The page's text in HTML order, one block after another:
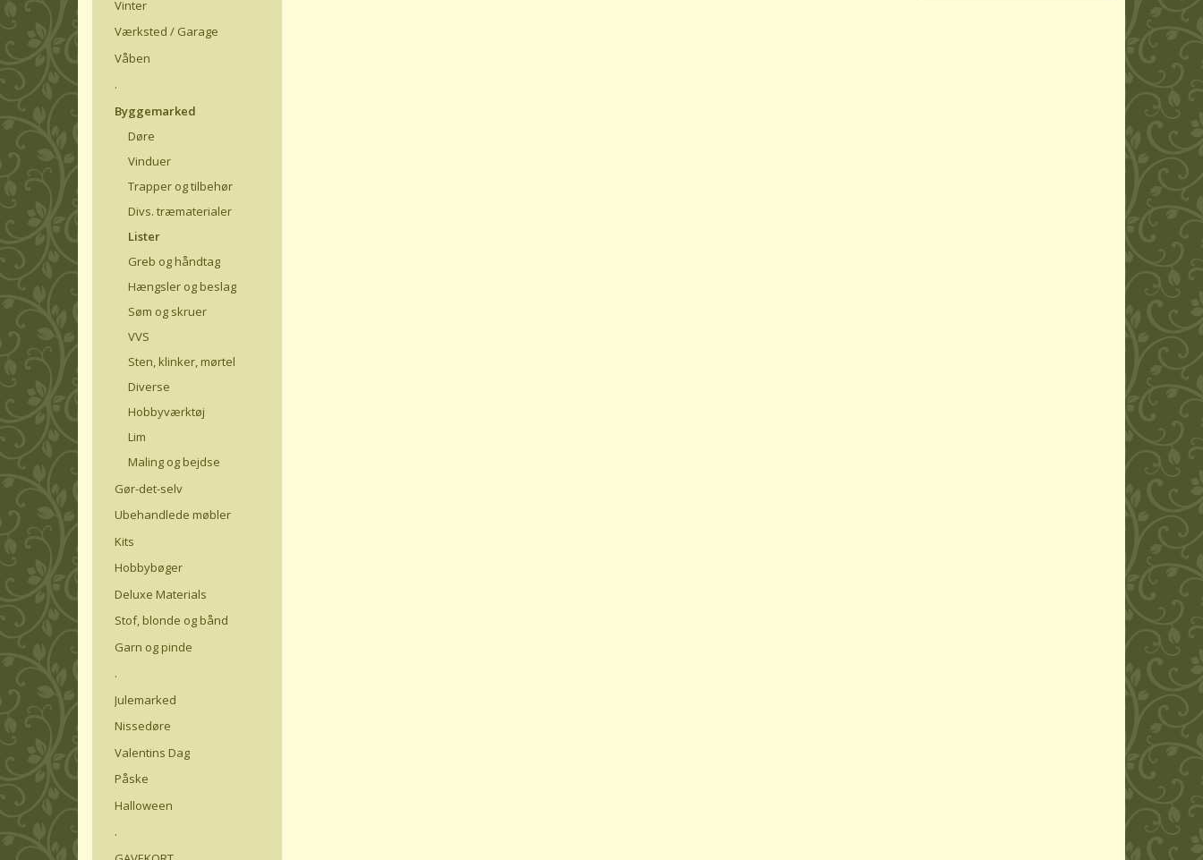
Vinter
Værksted / Garage
Våben
.
Byggemarked
Døre
Vinduer
Trapper og tilbehør
Divs. træmaterialer
Lister
Greb og håndtag
Hængsler og beslag
Søm og skruer
VVS
Sten, klinker, mørtel
Diverse
Hobbyværktøj
Lim
Maling og bejdse
Gør-det-selv
Ubehandlede møbler
Kits
Hobbybøger
Deluxe Materials
Stof, blonde og bånd
Garn og pinde
.
Julemarked
Nissedøre
Valentins Dag
Påske
Halloween
.